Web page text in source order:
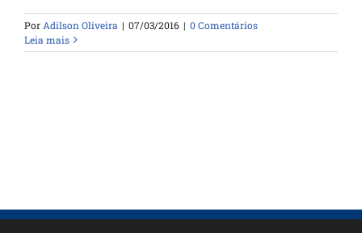
PorAdilson Oliveira | 07/03/2016 | 0 Comentários
Leia mais